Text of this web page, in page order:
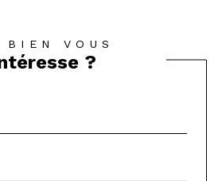
BIEN VOUS
?